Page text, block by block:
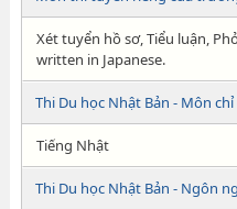
Xét tuyển hồ sơ, Tiểu luận,
written in Japanese.
Thi Du học Nhật Bản - Môn
Tiếng Nhật
Thi Du học Nhật Bản - Ngôn